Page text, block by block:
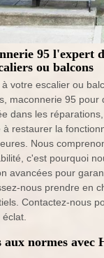
95 l'expert
ou balcons
votre escalier ou
maconnerie 95 pour
dans les
restaurer la
Nous
c'est pourquoi
avancées pour
nous prendre en
Contactez-nous
normes avec